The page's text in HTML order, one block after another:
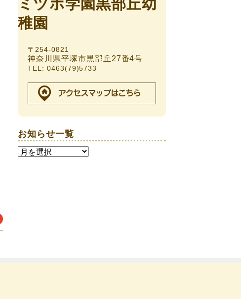
〒254-0821
神奈川県平塚市黒部丘27番4号
TEL: 0463(79)5733
お知らせ一覧
お